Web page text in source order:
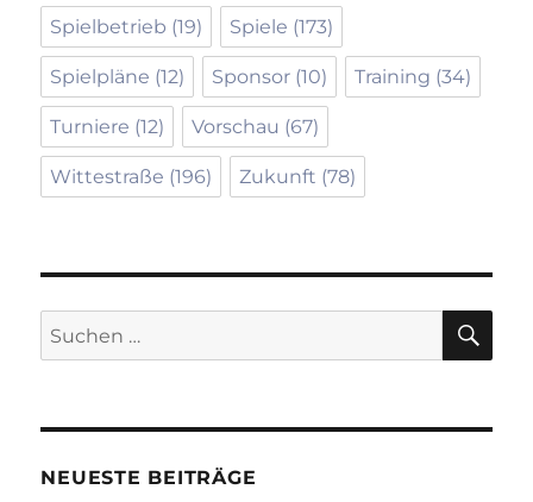
Spielbetrieb (19) Spiele (173)
Spielpläne (12) Sponsor (10) Training (34)
Turniere (12) Vorschau (67)
Wittestraße (196) Zukunft (78)
Suchen
nach:
NEUESTE BEITRÄGE